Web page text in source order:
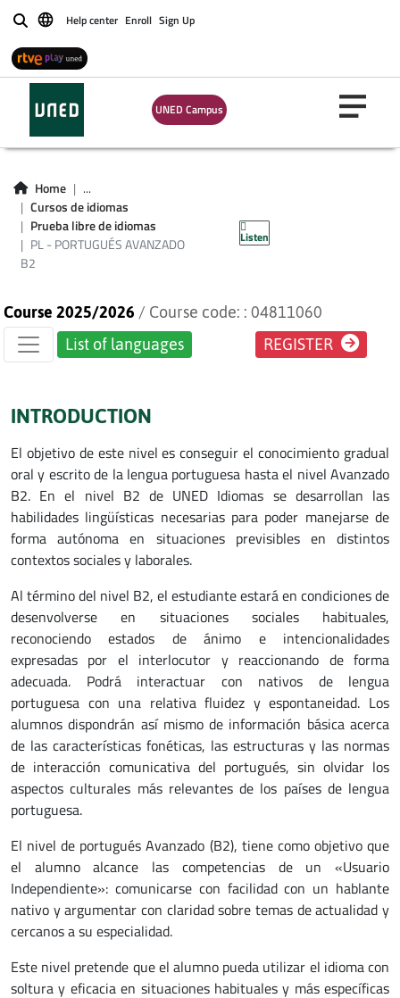
BuscarHelp center Enroll Sign Up
UNED Campus
Home
...
Cursos de idiomas
Prueba libre de idiomas
PL - PORTUGUÉS AVANZADO
B2
Listen
Certificate Exams
(for students not
enroled in CUID
courses) - PL -
PORTUGUÉS
AVANZADO B2
Course 2025/2026 / Course code: : 04811060
List of languages
REGISTER
INTRODUCTION
El objetivo de este nivel es conseguir el conocimiento gradual
oral y escrito de la lengua portuguesa hasta el nivel Avanzado
B2. En el nivel B2 de UNED Idiomas se desarrollan las
habilidades lingüísticas necesarias para poder manejarse de
forma autónoma en situaciones previsibles en distintos
contextos sociales y laborales.
Al término del nivel B2, el estudiante estará en condiciones de
desenvolverse en situaciones sociales habituales,
reconociendo estados de ánimo e intencionalidades
expresadas por el interlocutor y reaccionando de forma
adecuada. Podrá interactuar con nativos de lengua
portuguesa con una relativa fluidez y espontaneidad. Los
alumnos dispondrán así mismo de información básica acerca
de las características fonéticas, las estructuras y las normas
de interacción comunicativa del portugués, sin olvidar los
aspectos culturales más relevantes de los países de lengua
portuguesa.
El nivel de portugués Avanzado (B2), tiene como objetivo que
el alumno alcance las competencias de un «Usuario
Independiente»: comunicarse con facilidad con un hablante
nativo y argumentar con claridad sobre temas de actualidad y
cercanos a su especialidad.
Este nivel pretende que el alumno pueda utilizar el idioma con
soltura y eficacia en situaciones habituales y más específicas